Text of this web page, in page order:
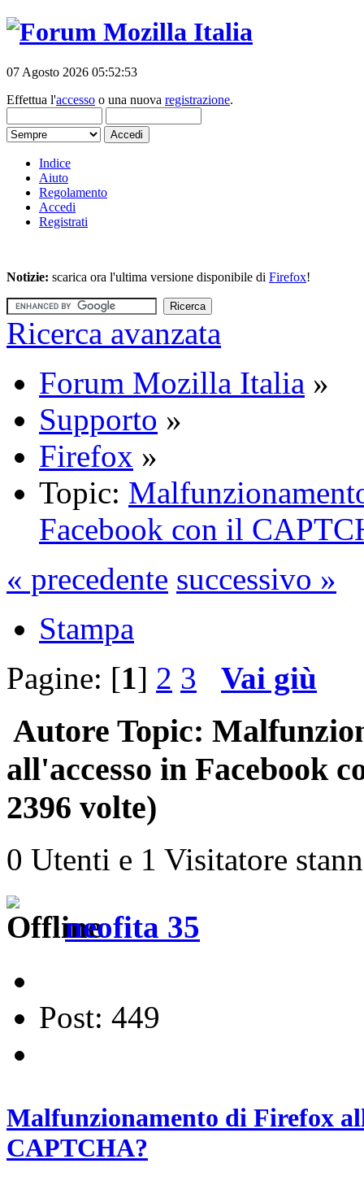
07 Agosto 2026 05:52:53
Effettua l'accesso o una nuova registrazione.
Indice
Aiuto
Regolamento
Accedi
Registrati
Notizie: scarica ora l'ultima versione disponibile di Firefox!
Ricerca avanzata
Forum Mozilla Italia »
Supporto »
Firefox »
Topic:
Facebook con il
« precedente successivo »
Stampa
Pagine: [1] 2 3 Vai giù
Autore Topic:
all'accesso in Facebook
2396 volte)
0 Utenti e 1 Visitatore
neofita 35
Post: 449
Malfunzionamento di Firefox
CAPTCHA?